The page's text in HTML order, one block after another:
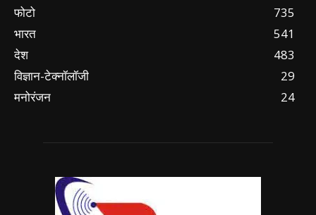
फोटो
735
भारत
541
देश
483
विज्ञान-टेक्नॉलॉजी
29
मनोरंजन
24